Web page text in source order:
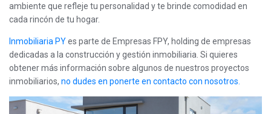
ambiente que refleje tu personalidad y te brinde comodidad en
cada rincón de tu hogar.
Inmobiliaria PYes parte de Empresas FPY, holding de empresas
dedicadas a la construcción y gestión inmobiliaria. Si quieres
obtener más información sobre algunos de nuestros proyectos
inmobiliarios, no dudes en ponerte en contacto con nosotros.